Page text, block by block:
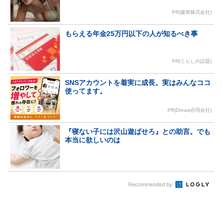
PR(健商株式会社)
もらえる年金25万円以下の人が知るべき事
PR(くらしの話題)
SNSアカウントを着実に成長。実はみんなココ
使ってます。
PR(Dreaw合同会社)
『寝ない子には沢山遊ばせろ』との助言。でも
本当に欲しいのは
Recommended by